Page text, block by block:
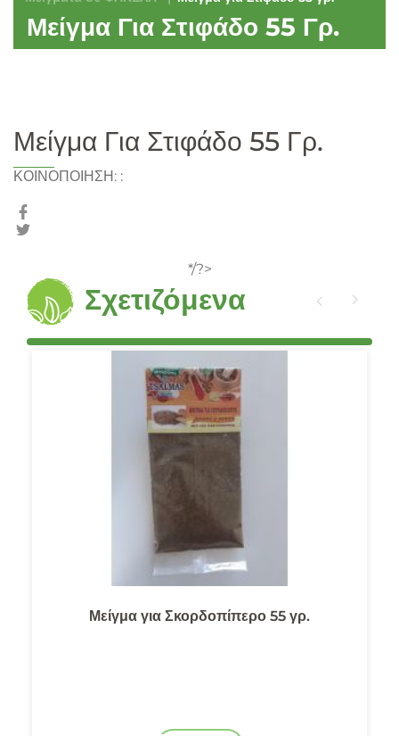
Μείγμα Για Στιφάδο 55 Γρ.
Μείγμα Για Στιφάδο 55 Γρ.
ΚΟΙΝΟΠΟΙΗΣΗ: :
*/?>
Σχετιζόμενα
Μείγμα για Σκορδοπίπερο 55 γρ.